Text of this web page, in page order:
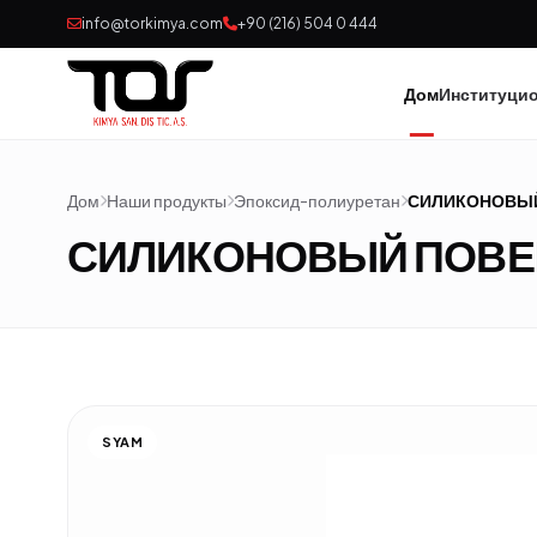
info@torkimya.com +90 (216) 504 0 444
Дом
Дом Наши продукты Эпоксид-полиуретан
СИЛИКОНОВЫЙ
SYAM